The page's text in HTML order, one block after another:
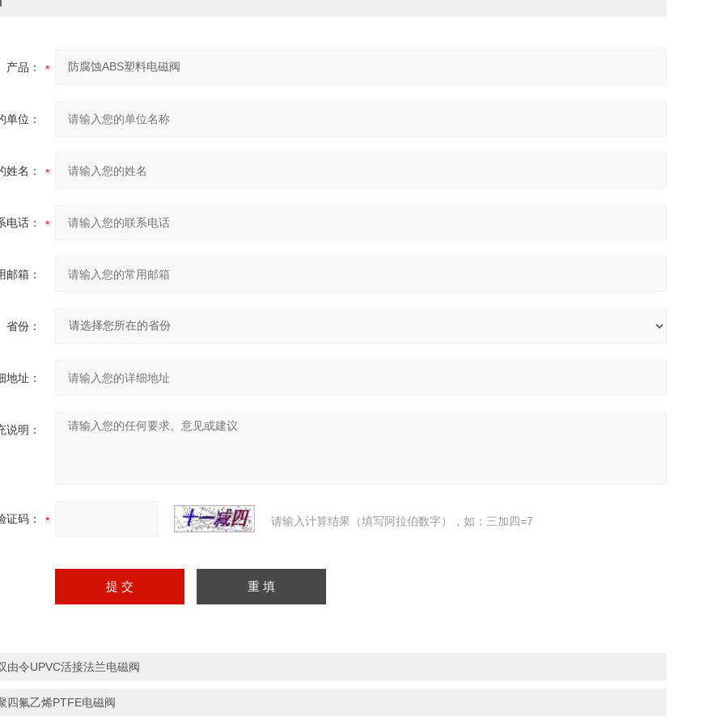
产品：
单位：
姓名：
电话：
邮箱：
省份：
地址：
说明：
证码： 请输入计算结果（填写阿拉伯数字），如：三加四=7
由令UPVC活接法兰电磁阀
四氟乙烯PTFE电磁阀